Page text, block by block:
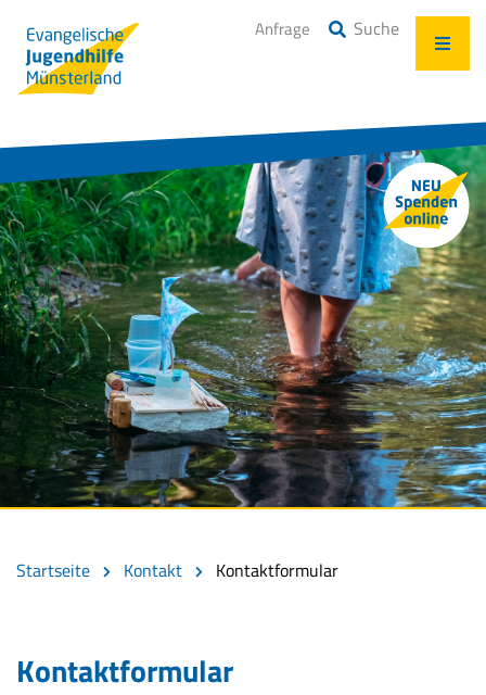
Anfrage Suche
Startseite Kontakt Kontaktformular
Kontaktformular